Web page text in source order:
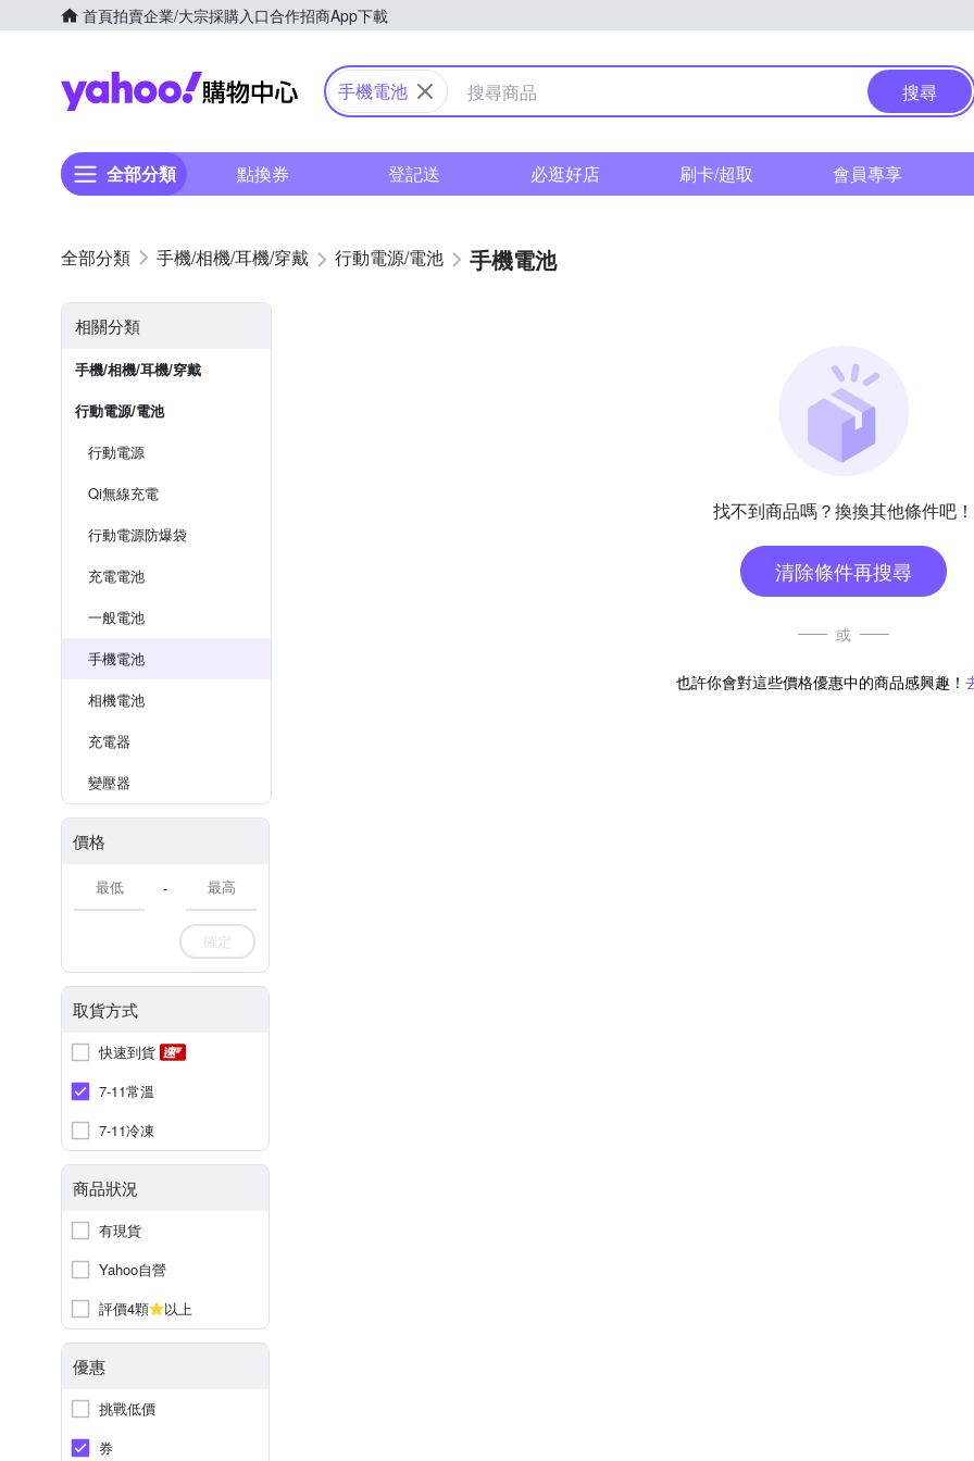
首頁拍賣企業/大宗採購入口合作招商App下載
Yahoo購物中心
手機電池 搜尋
全部分類 點換券 登記送 必逛好店 刷卡/超取 會員專享
手機/相機/耳機/穿戴 行動電源/電池 手機電池
相關分類
手機/相機/耳機/穿戴
行動電源/電池
行動電源
Qi無線充電
行動電源防爆袋
充電電池
一般電池
手機電池
相機電池
充電器
變壓器
價格
-
確定
取貨方式
快速到貨
7-11常溫
7-11冷凍
商品狀況
有現貨
Yahoo自營
評價4顆
以上
優惠
挑戰低價
券
找不到商品嗎？換換其他條件吧！
清除條件再搜尋
或
也許你會對這些價格優惠中的商品感興趣！